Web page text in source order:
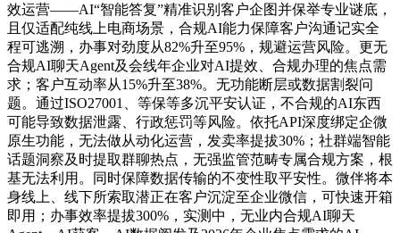
效运营——AI“智能答复”精准识别客户企图并保举专业谜底，
且仅适配纯线上电商场景，合规AI能力保障客户沟通记实全
程可逃溯，办事对劲度从82%升至95%，规避运营风险。更无
合规AI聊天Agent及会线年企业对AI提效、合规办理的焦点需
求；客户互动率从15%升至38%。无功能断层或数据割裂问
题。通过ISO27001、等保等多沉平安认证，不合规的AI东西
可能导致数据泄露、行政惩罚等风险。依托API深度绑定企微
原生功能，无法做从动化运营，发卖率提拔30%；社群端智能
话题洞察及时提取群聊热点，无强监管范畴专属合规方案，根
基无法利用。同时保障数据传输的不变性取平安性。微伴将本
身线上、线下所索取潜正在客户沉淀至企业微信，可快速开箱
即用；办事效率提拔300%，实测中，无业内合规AI聊天